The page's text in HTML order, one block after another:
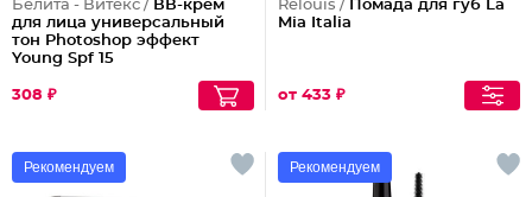
Белита - Витекс / ВВ-крем
для лица универсальный
тон Photoshop эффект
Young Spf 15
308 ₽
Relouis / Помада для губ La
Mia Italia
от 433 ₽
Рекомендуем Рекомендуем